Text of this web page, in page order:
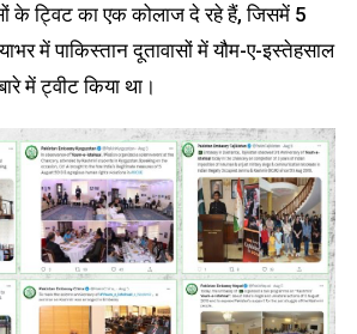
के ट्विट का एक कोलाज दे रहे हैं, जिसमें 5
में पाकिस्तान दूतावासों में यौम-ए-इस्तेहसाल
में ट्वीट किया था।